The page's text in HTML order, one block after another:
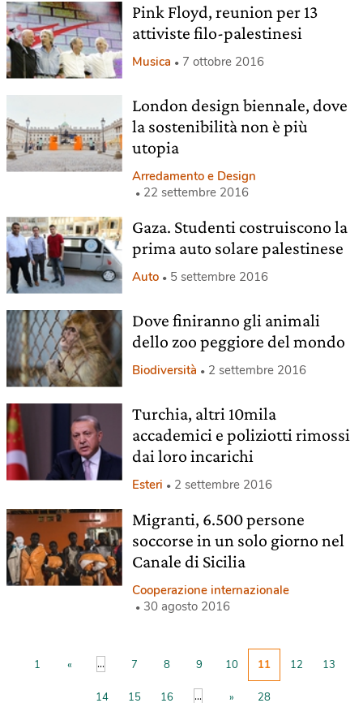
Pink Floyd, reunion per 13
attiviste filo-palestinesi
Musica 7 ottobre 2016
London design biennale, dove
la sostenibilità non è più
utopia
Arredamento e Design
22 settembre 2016
Gaza. Studenti costruiscono la
prima auto solare palestinese
Auto 5 settembre 2016
Dove finiranno gli animali
dello zoo peggiore del mondo
Biodiversità 2 settembre 2016
Turchia, altri 10mila
accademici e poliziotti rimossi
dai loro incarichi
Esteri 2 settembre 2016
Migranti, 6.500 persone
soccorse in un solo giorno nel
Canale di Sicilia
Cooperazione internazionale
30 agosto 2016
1 « ... 7 8 9 10 11 12 13
14 15 16 ... » 28